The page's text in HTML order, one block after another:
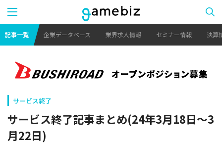
記事一覧 企業データベース 業界求人情報 セミナー情報 決算
サービス終了
サービス終了記事まとめ(24年3月18日～3
月22日)